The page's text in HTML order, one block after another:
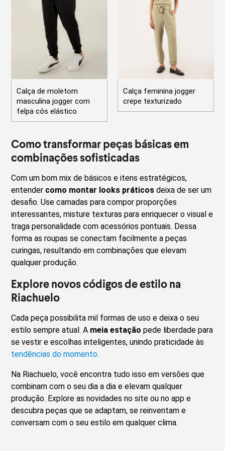
Calça de moletom
masculina jogger com
felpa cós elástico
Calça feminina jogger
crepe texturizado
Como transformar peças básicas em
combinações sofisticadas
Com um bom mix de básicos e itens estratégicos,
entender como montar looks práticos deixa de ser um
desafio. Use camadas para compor proporções
interessantes, misture texturas para enriquecer o visual e
traga personalidade com acessórios pontuais. Dessa
forma as roupas se conectam facilmente a peças
curingas, resultando em combinações que elevam
qualquer produção.
Explore novos códigos de estilo na
Riachuelo
Cada peça possibilita mil formas de uso e deixa o seu
estilo sempre atual. A meia estaçãopede liberdade para
se vestir e escolhas inteligentes, unindo praticidade às
tendências do momento.
Na Riachuelo, você encontra tudo isso em versões que
combinam com o seu dia a dia e elevam qualquer
produção. Explore as novidades no site ou no app e
descubra peças que se adaptam, se reinventam e
conversam com o seu estilo em qualquer clima.